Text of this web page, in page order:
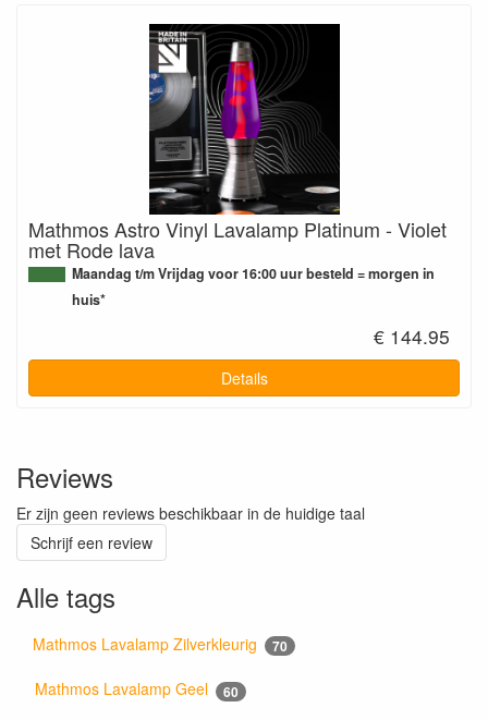
Mathmos Astro Vinyl Lavalamp Platinum - Violet
met Rode lava
Maandag t/m Vrijdag voor 16:00 uur besteld = morgen in
huis*
€ 144.95
Details
Reviews
Er zijn geen reviews beschikbaar in de huidige taal
Schrijf een review
Alle tags
Mathmos Lavalamp Zilverkleurig 70
Mathmos Lavalamp Geel 60